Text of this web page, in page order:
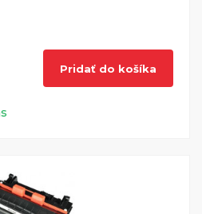
Pridať do košíka